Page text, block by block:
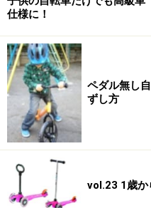
ば、似た商品はたくさん
スチールフレームなど用
ンも色々ですし、中には
にして転びにくい設計に
セプトもコンビカーに近
を置いたものなど様々です
練習すれば、こんな乗り方
ただ「自転車に乗るため
仕様に！
ペダル無し
ずし方
vol.23 1歳か